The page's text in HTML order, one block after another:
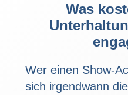
Was
Wer einen Show-
sich irgendwann